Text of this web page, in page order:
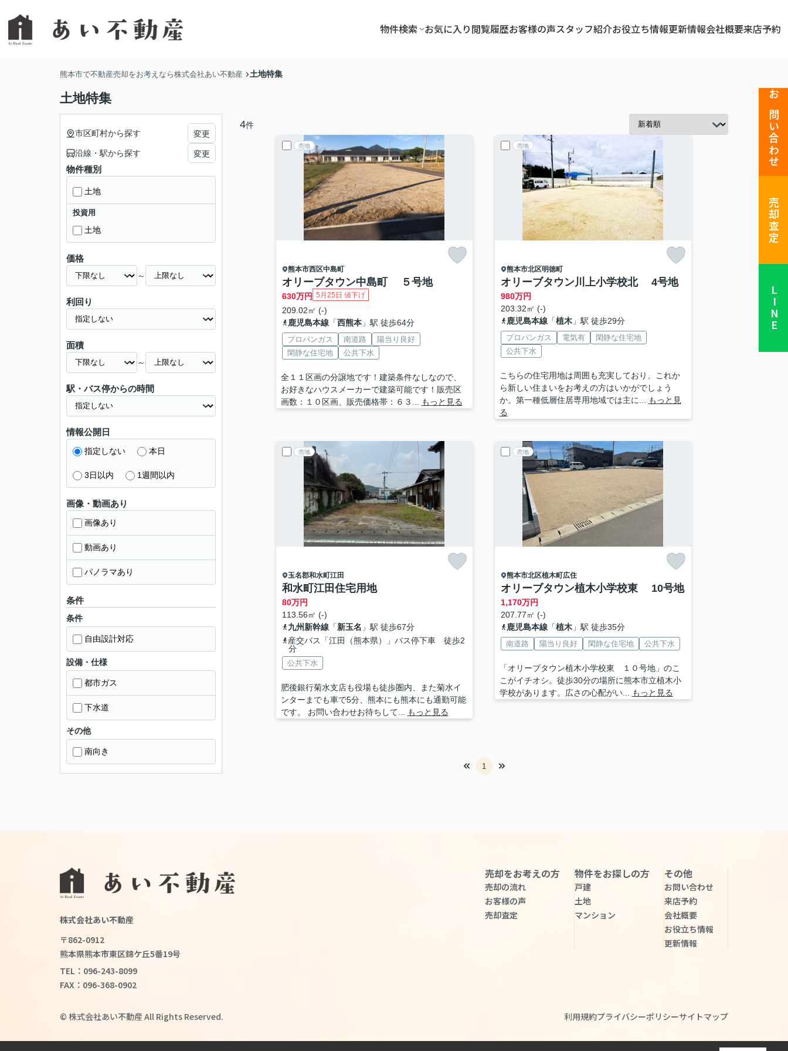
物件検索 お気に入り閲覧履歴お客様の声スタッフ紹介お役立ち情報更新情報会社概要来店予約
お問い合わせ
売却査定
LINE
熊本市で不動産売却をお考えなら株式会社あい不動産 土地特集
土地特集
4件
売地
熊本市西区中島町
オリーブタウン中島町 ５号地
630万円 5月25日 値下げ
209.02㎡ (-)
鹿児島本線「西熊本」駅 徒歩64分
プロパンガス 南道路
陽当り良好
閑静な住宅地
公共下水
全１１区画の分譲地です！建築条件なしなので、
お好きなハウスメーカーで建築可能です！販売区
画数：１０区画、販売価格帯：６３...
もっと見る
売地
熊本市北区明徳町
オリーブタウン川上小学校北 4号地
980万円
203.32㎡ (-)
鹿児島本線「植木」駅 徒歩29分
プロパンガス 電気有
閑静な住宅地
公共下水
こちらの住宅用地は周囲も充実しており、これか
ら新しい住まいをお考えの方はいかがでしょう
か。第一種低層住居専用地域では主に...
もっと見
る
売地
玉名郡和水町江田
和水町江田住宅用地
80万円
113.56㎡ (-)
九州新幹線「新玉名 」駅 徒歩67分
産交バス「江田（熊本県）」バス停下車 徒歩2
分
公共下水
肥後銀行菊水支店も役場も徒歩圏内、また菊水イ
ンターまでも車で5分、熊本にも熊本にも通勤可能
です。 お問い合わせお待ちして...
もっと見る
売地
熊本市北区植木町広住
オリーブタウン植木小学校東 10号地
1,170万円
207.77㎡ (-)
鹿児島本線「植木」駅 徒歩35分
南道路 陽当り良好 閑静な住宅地 公共下水
「オリーブタウン植木小学校東 １０号地」のこ
こがイチオシ。徒歩30分の場所に熊本市立植木小
学校があります。広さの心配がい...
もっと見る
1
市区町村から探す 変更
沿線・駅から探す 変更
物件種別
土地
投資用
土地
価格
～
利回り
面積
～
駅・バス停からの時間
情報公開日
指定しない 本日
3日以内 1週間以内
画像・動画あり
画像あり
動画あり
パノラマあり
条件
条件
自由設計対応
設備・仕様
都市ガス
下水道
その他
南向き
株式会社あい不動産
〒862-0912
熊本県熊本市東区錦ケ丘5番19号
TEL：096-243-8099
FAX：096-368-0902
売却をお考えの方
売却の流れ
お客様の声
売却査定
物件をお探しの方
戸建
土地
マンション
その他
お問い合わせ
来店予約
会社概要
お役立ち情報
更新情報
© 株式会社あい不動産 All Rights Reserved. 利用規約プライバシーポリシーサイトマップ